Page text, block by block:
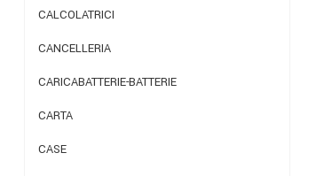
CALCOLATRICI
CANCELLERIA
CARICABATTERIE-BATTERIE
CARTA
CASE